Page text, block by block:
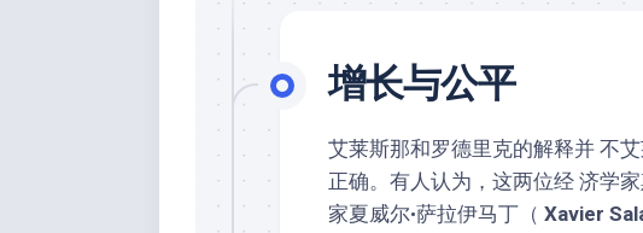
增长与公平
艾莱斯那和罗德里克的解释并 不
正确。有人认为，这两位经 济学
家夏威尔•萨拉伊马丁（ Xa­vier